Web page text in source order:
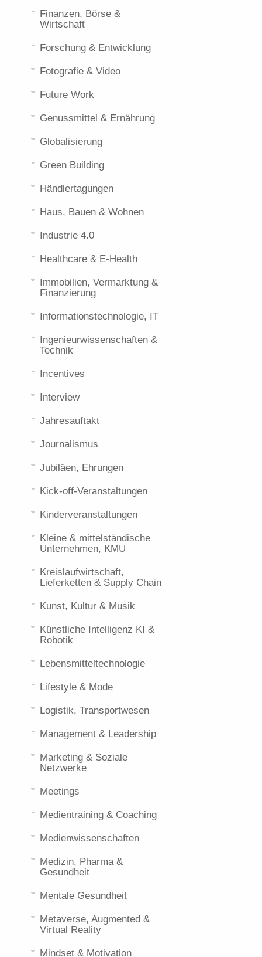
Finanzen, Börse &
Wirtschaft
Forschung & Entwicklung
Fotografie & Video
Future Work
Genussmittel & Ernährung
Globalisierung
Green Building
Händlertagungen
Haus, Bauen & Wohnen
Industrie 4.0
Healthcare & E-Health
Immobilien, Vermarktung &
Finanzierung
Informationstechnologie, IT
Ingenieurwissenschaften &
Technik
Incentives
Interview
Jahresauftakt
Journalismus
Jubiläen, Ehrungen
Kick-off-Veranstaltungen
Kinderveranstaltungen
Kleine & mittelständische
Unternehmen, KMU
Kreislaufwirtschaft,
Lieferketten & Supply Chain
Kunst, Kultur & Musik
Künstliche Intelligenz KI &
Robotik
Lebensmitteltechnologie
Lifestyle & Mode
Logistik, Transportwesen
Management & Leadership
Marketing & Soziale
Netzwerke
Meetings
Medientraining & Coaching
Medienwissenschaften
Medizin, Pharma &
Gesundheit
Mentale Gesundheit
Metaverse, Augmented &
Virtual Reality
Mindset & Motivation